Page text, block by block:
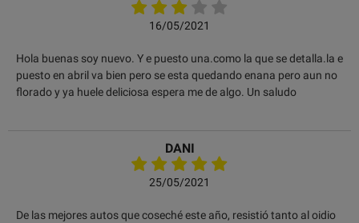
16/05/2021
Hola buenas soy nuevo. Y e puesto una.como la que se detalla.la e
puesto en abril va bien pero se esta quedando enana pero aun no
florado y ya huele deliciosa espera me de algo. Un saludo
DANI
25/05/2021
De las mejores autos que coseché este año, resistió tanto al oidio